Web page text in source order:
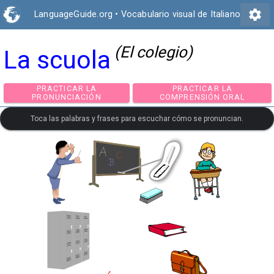
LanguageGuide.org • Vocabulario visual de Italiano settings
La scuola (El colegio)
PRACTICAR LA
PRONUNCIACIÓN
PRACTICAR LA
COMPRENSIÓN
Toca las palabras y frases para escuchar cómo se pronuncian.